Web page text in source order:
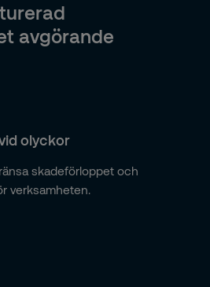
avgörande
olyckor
skadeförloppet och
verksamheten.